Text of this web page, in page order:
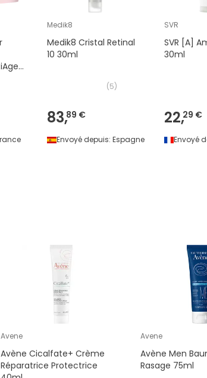
Medik8
Medik8 Cristal Retinal
10 30ml
(5)
83,89 €
Envoyé depuis: Espagne
SVR
SVR [A]
30ml
22,29 €
Envoyé
Avene
Avène Cicalfate+ Crème
Réparatrice Protectrice
Avene
Avène Men
Rasage 75ml